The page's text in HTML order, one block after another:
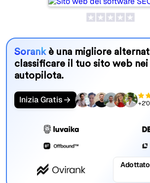
Sorank è una migliore
classificare il tuo sito web nei
autopilota.
Inizia Gratis
Adottato